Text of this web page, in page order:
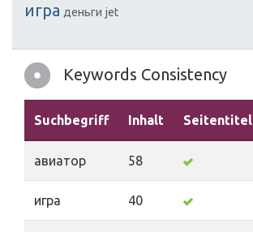
игра деньги jet
Keywords Consistency
Suchbegriff Inhalt Seitentitel
авиатор 58
игра 40